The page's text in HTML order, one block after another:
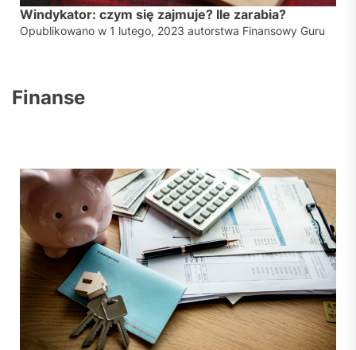
Windykator: czym się zajmuje? Ile zarabia?
Opublikowano w 1 lutego, 2023 autorstwa Finansowy Guru
Finanse